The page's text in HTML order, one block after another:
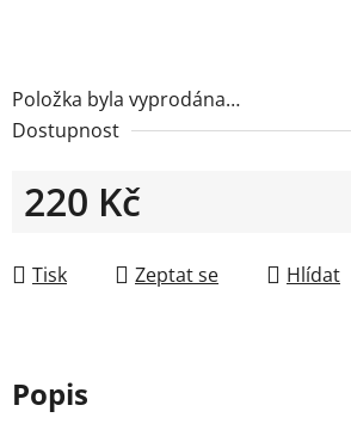
Položka byla vyprodána…
Dostupnost
220 Kč
Tisk
Zeptat se Hlídat
Popis